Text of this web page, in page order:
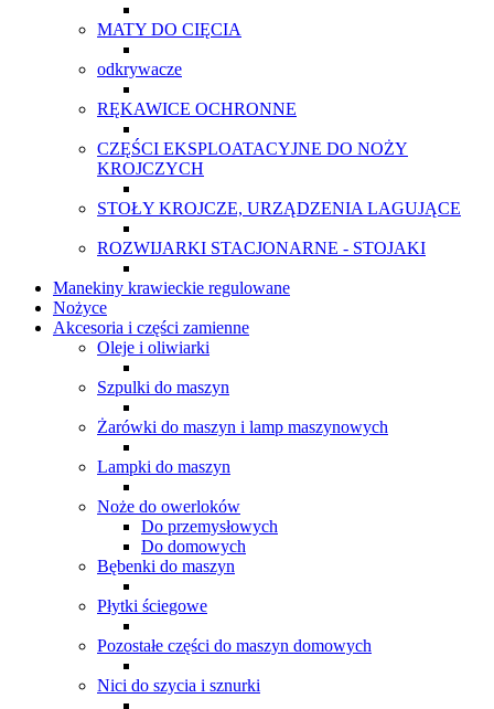
MATY DO CIĘCIA
odkrywacze
RĘKAWICE OCHRONNE
CZĘŚCI EKSPLOATACYJNE DO NOŻY
KROJCZYCH
STOŁY KROJCZE, URZĄDZENIA LAGUJĄCE
ROZWIJARKI STACJONARNE - STOJAKI
Manekiny krawieckie regulowane
Nożyce
Akcesoria i części zamienne
Oleje i oliwiarki
Szpulki do maszyn
Żarówki do maszyn i lamp maszynowych
Lampki do maszyn
Noże do owerloków
Do przemysłowych
Do domowych
Bębenki do maszyn
Płytki ściegowe
Pozostałe części do maszyn domowych
Nici do szycia i sznurki